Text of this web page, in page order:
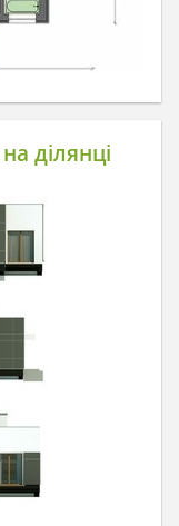
ділянці